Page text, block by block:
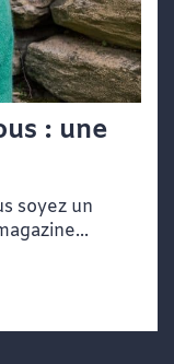
: une
soyez un